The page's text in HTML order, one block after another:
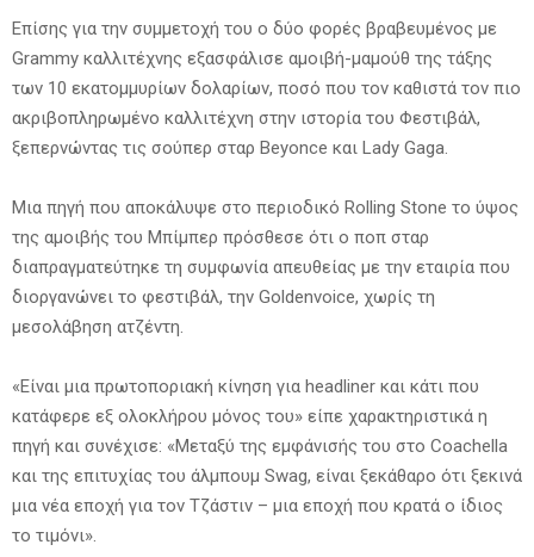
Επίσης για την συμμετοχή του ο δύο φορές βραβευμένος με
Grammy καλλιτέχνης εξασφάλισε αμοιβή-μαμούθ της τάξης
των 10 εκατομμυρίων δολαρίων, ποσό που τον καθιστά τον πιο
ακριβοπληρωμένο καλλιτέχνη στην ιστορία του Φεστιβάλ,
ξεπερνώντας τις σούπερ σταρ Beyonce και Lady Gaga.
Μια πηγή που αποκάλυψε στο περιοδικό Rolling Stone το ύψος
της αμοιβής του Μπίμπερ πρόσθεσε ότι ο ποπ σταρ
διαπραγματεύτηκε τη συμφωνία απευθείας με την εταιρία που
διοργανώνει το φεστιβάλ, την Goldenvoice, χωρίς τη
μεσολάβηση ατζέντη.
«Είναι μια πρωτοποριακή κίνηση για headliner και κάτι που
κατάφερε εξ ολοκλήρου μόνος του» είπε χαρακτηριστικά η
πηγή και συνέχισε: «Μεταξύ της εμφάνισής του στο Coachella
και της επιτυχίας του άλμπουμ Swag, είναι ξεκάθαρο ότι ξεκινά
μια νέα εποχή για τον Τζάστιν – μια εποχή που κρατά ο ίδιος
το τιμόνι».